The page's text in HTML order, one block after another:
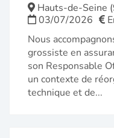
Hauts-de-Seine
03/07/2026
Nous
grossiste en
son Responsable
un contexte de
technique et de...